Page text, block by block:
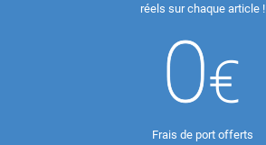
réels sur chaque article !
Frais de port offerts